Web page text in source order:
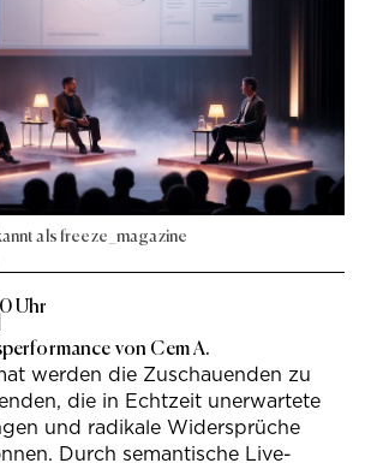
als freeze_magazine
Uhr
von Cem A.
werden die Zuschauenden zu
die in Echtzeit unerwartete
und radikale Widersprüche
Durch semantische Live-